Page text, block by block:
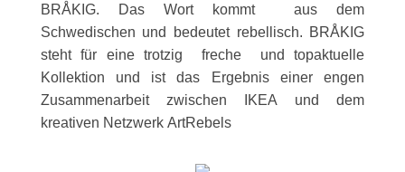
BRÅKIG. Das Wort kommt aus dem
Schwedischen und bedeutet rebellisch. BRÅKIG
steht für eine trotzig freche und topaktuelle
Kollektion und ist das Ergebnis einer engen
Zusammenarbeit zwischen IKEA und dem
kreativen Netzwerk ArtRebels